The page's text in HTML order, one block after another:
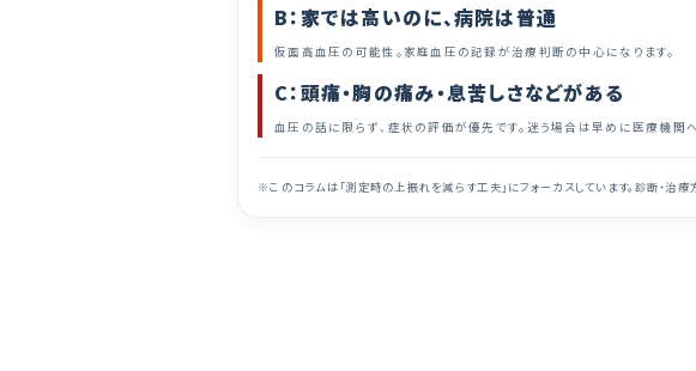
B：家では高いのに、病院は普通
仮面高血圧の可能性。家庭血圧の記録が治療判断の中心になります。
C：頭痛・胸の痛み・息苦しさなどがある
血圧の話に限らず、症状の評価が優先です。迷う場合は早めに医療機関へ
※このコラムは「測定時の上振れを減らす工夫」にフォーカスしています。診断・治